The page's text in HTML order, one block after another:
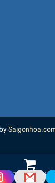
Thiết Bị Tưới